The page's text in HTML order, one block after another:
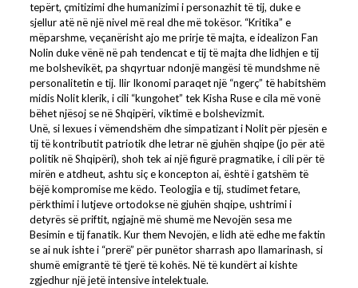
tepërt, çmitizimi dhe humanizimi i personazhit të tij, duke e
sjellur atë në një nivel më real dhe më tokësor. “Kritika” e
mëparshme, veçanërisht ajo me prirje të majta, e idealizon Fan
Nolin duke vënë në pah tendencat e tij të majta dhe lidhjen e tij
me bolshevikët, pa shqyrtuar ndonjë mangësi të mundshme në
personalitetin e tij. Ilir Ikonomi paraqet një “ngerç” të habitshëm
midis Nolit klerik, i cili “kungohet” tek Kisha Ruse e cila më vonë
bëhet njësoj se në Shqipëri, viktimë e bolshevizmit.
Unë, si lexues i vëmendshëm dhe simpatizant i Nolit për pjesën e
tij të kontributit patriotik dhe letrar në gjuhën shqipe (jo për atë
politik në Shqipëri), shoh tek ai një figurë pragmatike, i cili për të
mirën e atdheut, ashtu siç e koncepton ai, është i gatshëm të
bëjë kompromise me këdo. Teologjia e tij, studimet fetare,
përkthimi i lutjeve ortodokse në gjuhën shqipe, ushtrimi i
detyrës së priftit, ngjajnë më shumë me Nevojën sesa me
Besimin e tij fanatik. Kur them Nevojën, e lidh atë edhe me faktin
se ai nuk ishte i “prerë” për punëtor sharrash apo llamarinash, si
shumë emigrantë të tjerë të kohës. Në të kundërt ai kishte
zgjedhur një jetë intensive intelektuale.